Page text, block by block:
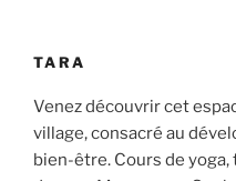
TARA
Venez découvrir cet
village, consacré au
bien-être. Cours de